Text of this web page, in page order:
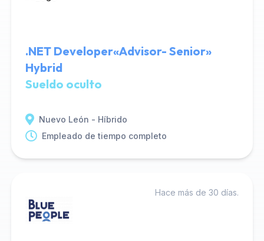
.NET Developer«Advisor- Senior»
Hybrid
Sueldo oculto
Nuevo León - Híbrido
Empleado de tiempo completo
Hace más de 30 días.